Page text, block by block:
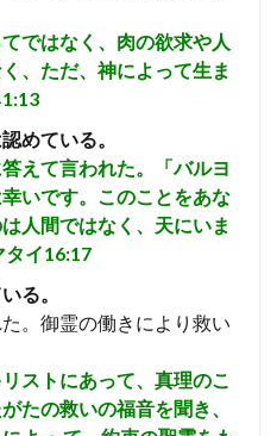
ではなく、肉の欲求や人
、ただ、神によって生ま
めている。
えて言われた。「バルヨ
いです。このことをあな
人間ではなく、天にいま
タイ16:17
る。
。御霊の働きにより救い
ストにあって、真理のこ
たの救いの福音を聞き、
長子の権利
ゴリアテ
とりなし
戦い
ヨシヤ
ヨナタン
たち
予定
武器
使 オバデヤ
偶像崇拝
終末
イスラエル
確信
失望
約束
ヨセフ